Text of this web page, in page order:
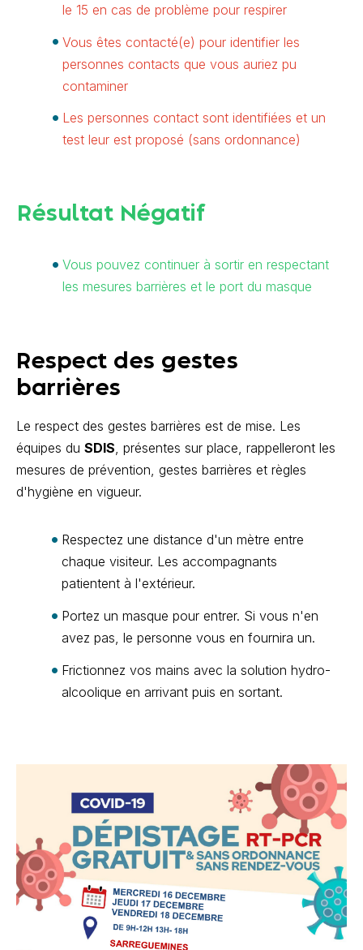
le 15 en cas de problème pour respirer
Vous êtes contacté(e) pour identifier les
personnes contacts que vous auriez pu
contaminer
Les personnes contact sont identifiées et un
test leur est proposé (sans ordonnance)
Résultat Négatif
Vous pouvez continuer à sortir en respectant
les mesures barrières et le port du masque
Respect des gestes
barrières
Le respect des gestes barrières est de mise. Les
équipes du SDIS, présentes sur place, rappelleront les
mesures de prévention, gestes barrières et règles
d'hygiène en vigueur.
Respectez une distance d'un mètre entre
chaque visiteur. Les accompagnants
patientent à l'extérieur.
Portez un masque pour entrer. Si vous n'en
avez pas, le personne vous en fournira un.
Frictionnez vos mains avec la solution hydro-
alcoolique en arrivant puis en sortant.